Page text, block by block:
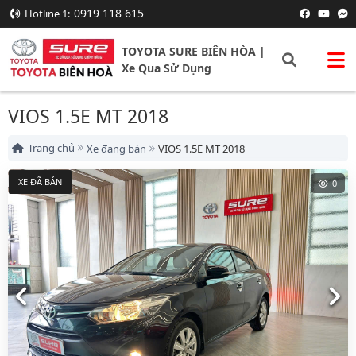
Hotline 1: 0919 118 615
TOYOTA SURE BIÊN HÒA |
Xe Qua Sử Dụng
VIOS 1.5E MT 2018
Trang chủ Xe đang bán VIOS 1.5E MT 2018
XE ĐÃ BÁN 0